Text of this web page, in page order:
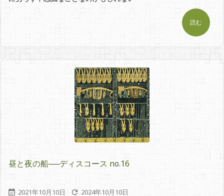
読む
昼と夜の船──ディスコース no.16
 2021年10月10日  2024年10月10日